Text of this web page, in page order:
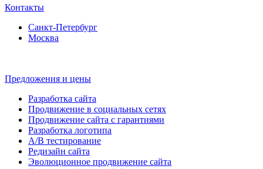
Контакты
Санкт-Петербург
Москва
Предложения и цены
Разработка сайта
Продвижение в социальных сетях
Продвижение сайта с гарантиями
Разработка логотипа
A/B тестирование
Редизайн сайта
Эволюционное продвижение сайта